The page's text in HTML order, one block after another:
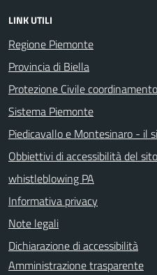
LINK UTILI
Regione Piemonte
Provincia di Biella
Protezione Civile
Sistema Piemonte
Piedicavallo e Montesinaro - il
Obbiettivi di accessibilità del
whistleblowing PA
Informativa privacy
Note legali
Dichiarazione di accessibilità
Amministrazione trasparente